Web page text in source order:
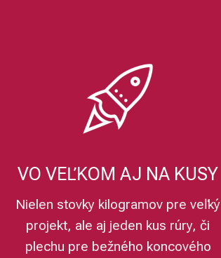
VO VEĽKOM AJ NA KUSY
Nielen stovky kilogramov pre veľký
projekt, ale aj jeden kus rúry, či
plechu pre bežného koncového